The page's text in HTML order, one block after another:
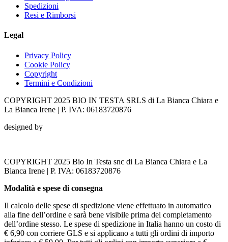
Spedizioni
Resi e Rimborsi
Legal
Privacy Policy
Cookie Policy
Copyright
Termini e Condizioni
COPYRIGHT 2025 BIO IN TESTA SRLS di La Bianca Chiara e
La Bianca Irene | P. IVA: 06183720876
designed by
COPYRIGHT 2025 Bio In Testa snc di La Bianca Chiara e La
Bianca Irene | P. IVA: 06183720876
Modalità e spese di consegna
Il calcolo delle spese di spedizione viene effettuato in automatico
alla fine dell’ordine e sarà bene visibile prima del completamento
dell’ordine stesso. Le spese di spedizione in Italia hanno un costo di
€ 6,90 con corriere GLS e si applicano a tutti gli ordini di importo